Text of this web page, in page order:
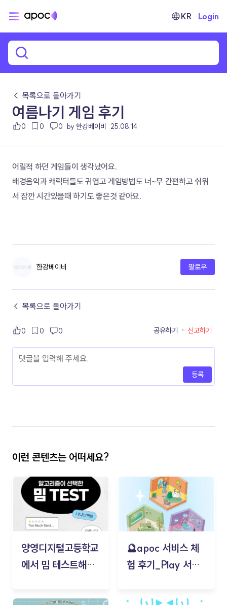
KR Login
← 목록으로 돌아가기
여름나기 게임 후기
0 0 0 by 한강베이비 25.08.14
어릴적 하던 게임들이 생각났어요.
배경음악과 캐릭터들도 귀엽고 게임방법도 너~무 간편하고 쉬워
서 잠깐 시간있을때 하기도 좋은것 같아요.
한강베이비 팔로우
← 목록으로 돌아가기
0 0 0 공유하기 · 신고하기
등록
이런 콘텐츠는 어떠세요?
양영디지털고등학교
에서 밈 테스트해보
🔮apoc 서비스 체
험 후기_Play 서비
김태현